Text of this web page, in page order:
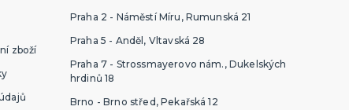
zboží
Praha 2 - Náměstí Míru, Rumunská 21
Praha 5 - Anděl, Vltavská 28
Praha 7 - Strossmayerovo nám., Dukelských
hrdinů 18
Brno - Brno střed, Pekařská 12